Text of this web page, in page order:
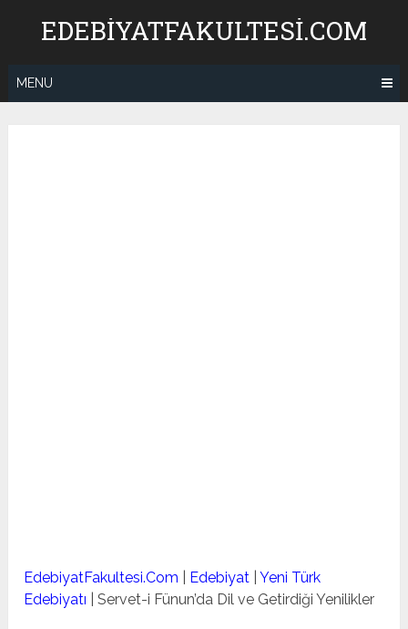
EDEBIYATFAKULTESI.COM
MENU
EdebiyatFakultesi.Com Edebiyat |Yeni Türk
Edebiyatı |Servet-i Fünun’da Dil ve Getirdiği Yenilikler